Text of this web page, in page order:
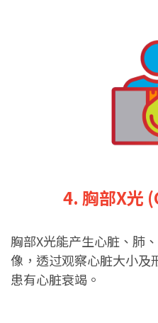
4. 胸部X光
胸部X光能产生心脏、肺
像，透过观察心脏大小及
患有心脏衰竭。